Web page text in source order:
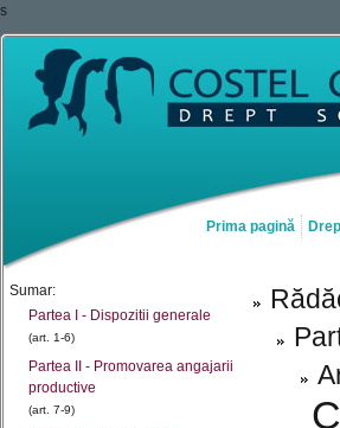
s
Prima pagină
Sumar:
Partea I - Dispozitii generale
(art. 1-6)
Partea II - Promovarea angajarii
productive
(art. 7-9)